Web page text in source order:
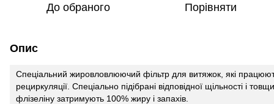
До обраного Порівняти
Опис
Спеціальний жировловлюючий фільтр для витяжок, які
рециркуляції. Спеціально підібрані відповідної щільності і
флізеліну затримують 100% жиру і запахів.